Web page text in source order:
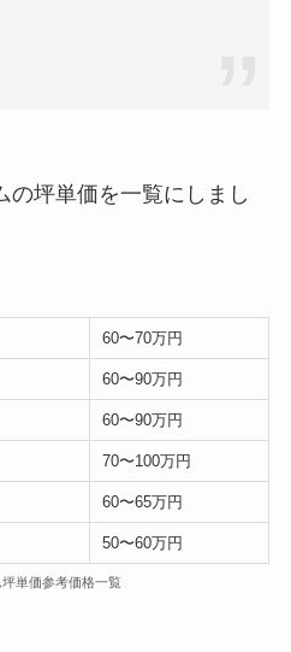
の坪単価を一覧にしまし
60〜70万円
60〜90万円
60〜90万円
70〜100万円
60〜65万円
50〜60万円
坪単価参考価格一覧